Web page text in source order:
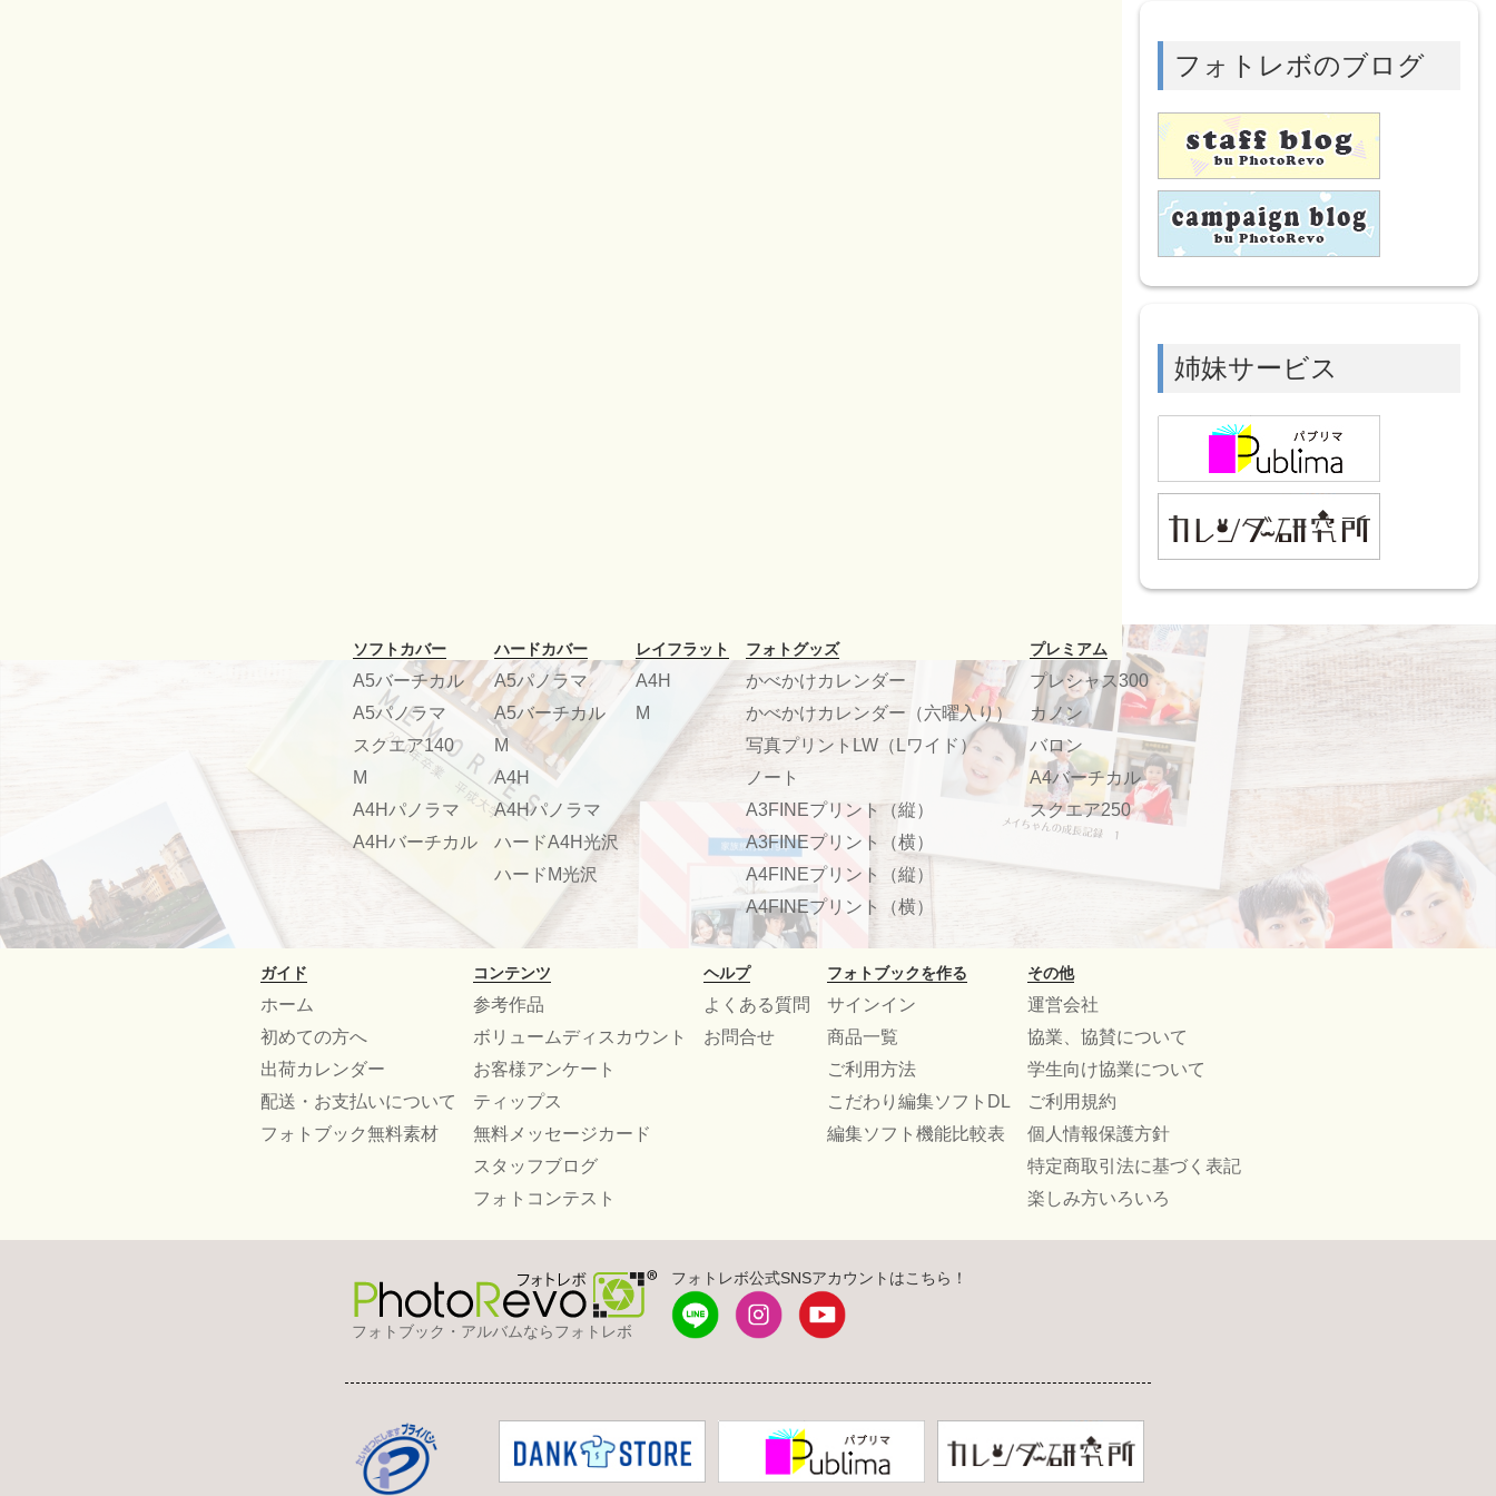
フォトレボのブログ
姉妹サービス
ソフトカバー
A5バーチカル
A5パノラマ
スクエア140
M
A4Hパノラマ
A4Hバーチカル
ハードカバー
A5パノラマ
A5バーチカル
M
A4H
A4Hパノラマ
ハードA4H光沢
ハードM光沢
レイフラット
A4H
M
フォトグッズ
かべかけカレンダー
かべかけカレンダー（六曜入り）
写真プリントLW（Lワイド）
ノート
A3FINEプリント（縦）
A3FINEプリント（横）
A4FINEプリント（縦）
A4FINEプリント（横）
プレミアム
プレシャス300
カノン
バロン
A4バーチカル
スクエア250
ガイド
ホーム
初めての方へ
出荷カレンダー
配送・お支払いについて
フォトブック無料素材
コンテンツ
参考作品
ボリュームディスカウント
お客様アンケート
ティップス
無料メッセージカード
スタッフブログ
フォトコンテスト
ヘルプ
よくある質問
お問合せ
フォトブックを作る
サインイン
商品一覧
ご利用方法
こだわり編集ソフトDL
編集ソフト機能比較表
その他
運営会社
協業、協賛について
学生向け協業について
ご利用規約
個人情報保護方針
特定商取引法に基づく表記
楽しみ方いろいろ
フォトブック・アルバムならフォトレボ
フォトレボ公式SNSアカウントはこちら！